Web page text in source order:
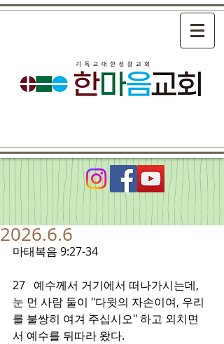
2026.6.6
마태복음 9:27-34
27   예수께서 거기에서 떠나가시는데,
눈 먼 사람 둘이 "다윗의 자손이여, 우리
를 불쌍히 여겨 주십시오" 하고 외치면
서 예수를 뒤따라 왔다.